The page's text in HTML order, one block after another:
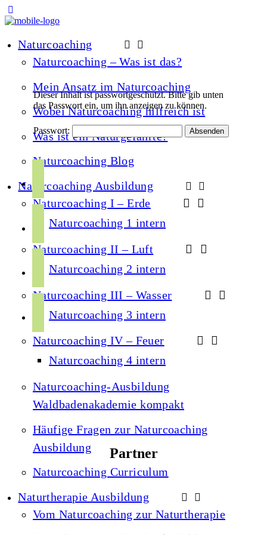
Naturcoaching
Naturcoaching – Was ist das?
Mein Ansatz im Naturcoaching
Wobei Naturcoaching hilfreich ist
Was ist ein Naturgefährte?
Naturcoaching Blog
Naturcoaching Ausbildung
Naturcoaching I – Erde
Naturcoaching 1 intern
Naturcoaching II – Luft
Naturcoaching 2 intern
Naturcoaching III – Wasser
Naturcoaching 3 intern
Naturcoaching IV – Feuer
Naturcoaching 4 intern
Naturcoaching-Ausbildung
Waldbadenakademie kompakt
Häufige Fragen zur Naturcoaching
Ausbildung
Naturcoaching Curriculum
Naturtherapie Ausbildung
Vom Naturcoaching zur Naturtherapie
Dieser Inhalt ist passwortgeschützt. Bitte gib unten
das Passwort ein, um ihn anzeigen zu können.
Passwort:
c
o
k
s
g
a
m
u
b
o
f
y
Partner